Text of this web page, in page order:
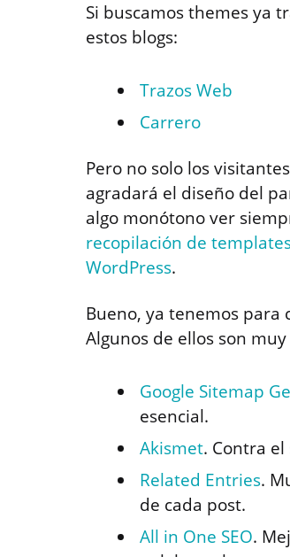
Si buscamos themes ya
estos blogs:
Trazos Web
Carrero
Pero no solo los
agradará el diseño del
algo monótono ver
recopilación de
WordPress.
Bueno, ya tenemos para
Algunos de ellos son
Google Sitemap
esencial.
Akismet. Contra
Related Entries.
de cada post.
All in One SEO.